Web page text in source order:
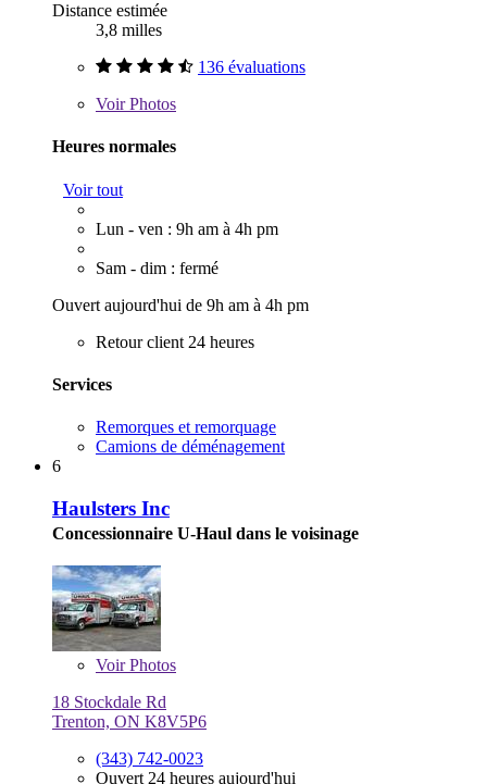
Distance estimée
3,8 milles
136 évaluations
VoirPhotos
Heures normales
Voir tout
Lun - ven : 9h am à 4h pm
Sam - dim : fermé
Ouvert aujourd'hui de 9h am à 4h pm
Retour client 24 heures
Services
Remorques et remorquage
Camions de déménagement
6
Haulsters Inc
Concessionnaire U-Haul dans le voisinage
VoirPhotos
18 Stockdale Rd
Trenton, ON K8V5P6
(343) 742-0023
Ouvert 24 heures aujourd'hui